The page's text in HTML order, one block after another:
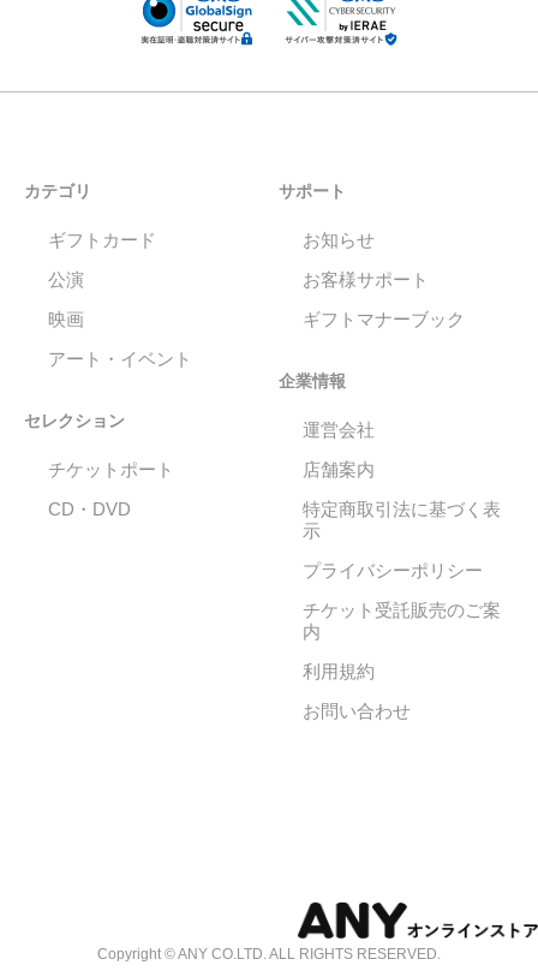
カテゴリ
ギフトカード
公演
映画
アート・イベント
セレクション
チケットポート
CD・DVD
サポート
お知らせ
お客様サポート
ギフトマナーブック
企業情報
運営会社
店舗案内
特定商取引法に基づく表
示
プライバシーポリシー
チケット受託販売のご案
内
利用規約
お問い合わせ
Copyright © ANY CO.LTD. ALL RIGHTS RESERVED.